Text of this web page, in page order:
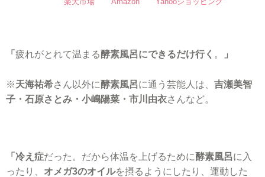
「 疲れがとれて温まる酵素風呂にできるだけ行く 。 」
※天海祐希さん以外に酵素風呂に通う芸能人は、 吉瀬美智
子・石原さとみ・小嶋陽菜・市川由衣さんなど。
「冷え症だった。だから体温を上げるために酵素風呂に入
ったり、 オメガ3のオイルを摂るようにしたり、運動した